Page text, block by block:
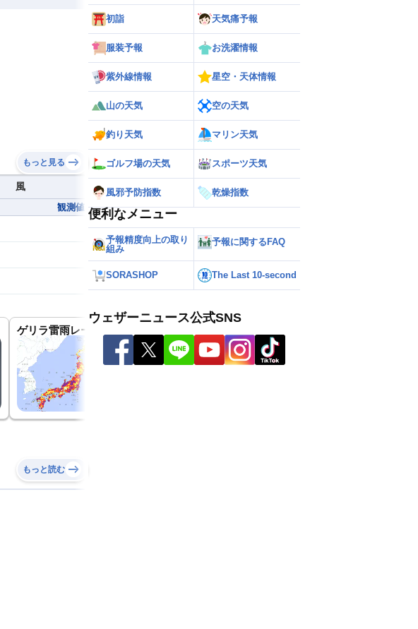
もっと見る
風
観測値
ゲリラ雷雨レーダー
もっと読む
初詣 天気痛予報
服装予報 お洗濯情報
紫外線情報 星空・天体情報
山の天気 空の天気
釣り天気 マリン天気
ゴルフ場の天気 スポーツ天気
風邪予防指数 乾燥指数
便利なメニュー
予報精度向上の取り
組み
予報に関するFAQ
SORASHOP The Last 10-second
ウェザーニュース公式SNS